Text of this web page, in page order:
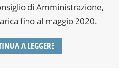
di Amministrazione,
fino al maggio 2020.
A LEGGERE